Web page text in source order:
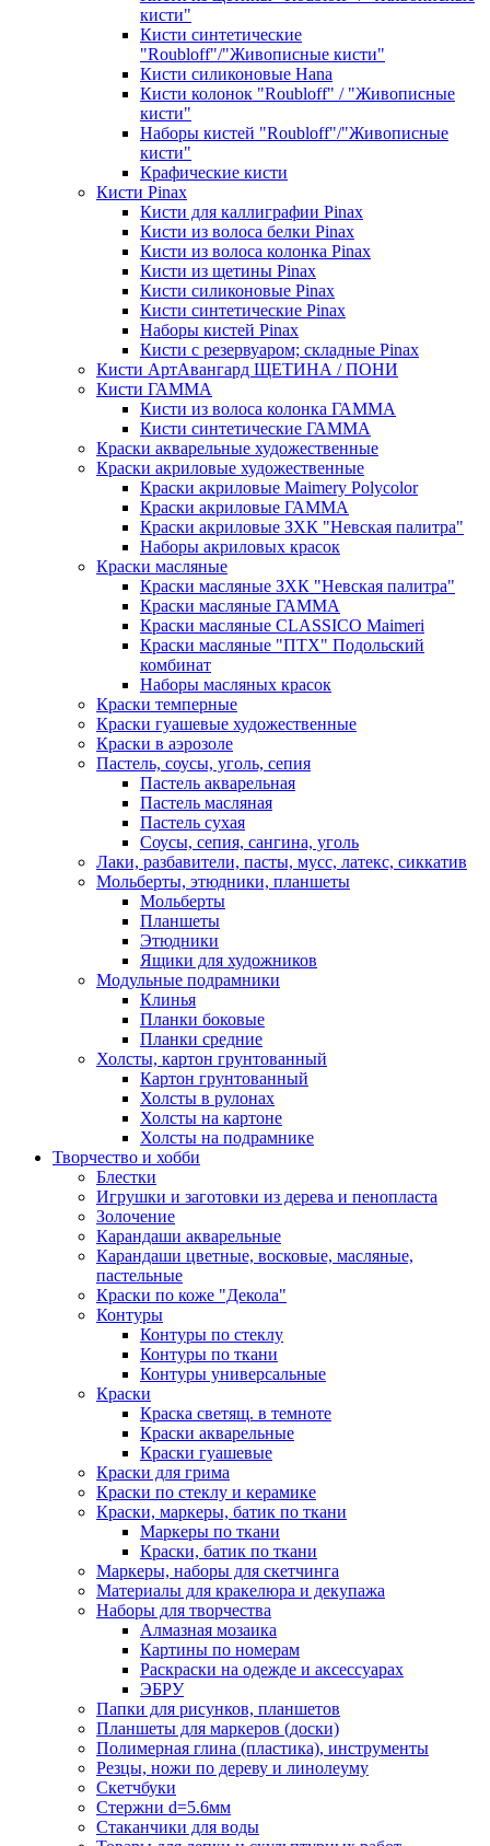
кисти"
Кисти синтетические
"Roubloff"/"Живописные кисти"
Кисти силиконовые Hana
Кисти колонок "Roubloff" / "Живописные
кисти"
Наборы кистей "Roubloff"/"Живописные
кисти"
Крафические кисти
Кисти Pinax
Кисти для каллиграфии Pinax
Кисти из волоса белки Pinax
Кисти из волоса колонка Pinax
Кисти из щетины Pinax
Кисти силиконовые Pinax
Кисти синтетические Pinax
Наборы кистей Pinax
Кисти с резервуаром; складные Pinax
Кисти АртАвангард ЩЕТИНА / ПОНИ
Кисти ГАММА
Кисти из волоса колонка ГАММА
Кисти синтетические ГАММА
Краски акварельные художественные
Краски акриловые художественные
Краски акриловые Maimery Polycolor
Краски акриловые ГАММА
Краски акриловые ЗХК "Невская палитра"
Наборы акриловых красок
Краски масляные
Краски масляные ЗХК "Невская палитра"
Краски масляные ГАММА
Краски масляные CLASSICO Maimeri
Краски масляные "ПТХ" Подольский
комбинат
Наборы масляных красок
Краски темперные
Краски гуашевые художественные
Краски в аэрозоле
Пастель, соусы, уголь, сепия
Пастель акварельная
Пастель масляная
Пастель сухая
Соусы, сепия, сангина, уголь
Лаки, разбавители, пасты, мусс, латекс, сиккатив
Мольберты, этюдники, планшеты
Мольберты
Планшеты
Этюдники
Ящики для художников
Модульные подрамники
Клинья
Планки боковые
Планки средние
Холсты, картон грунтованный
Картон грунтованный
Холсты в рулонах
Холсты на картоне
Холсты на подрамнике
Творчество и хобби
Блестки
Игрушки и заготовки из дерева и пенопласта
Золочение
Карандаши акварельные
Карандаши цветные, восковые, масляные,
пастельные
Краски по коже "Декола"
Контуры
Контуры по стеклу
Контуры по ткани
Контуры универсальные
Краски
Краска светящ. в темноте
Краски акварельные
Краски гуашевые
Краски для грима
Краски по стеклу и керамике
Краски, маркеры, батик по ткани
Маркеры по ткани
Краски, батик по ткани
Маркеры, наборы для скетчинга
Материалы для кракелюра и декупажа
Наборы для творчества
Алмазная мозаика
Картины по номерам
Раскраски на одежде и аксессуарах
ЭБРУ
Папки для рисунков, планшетов
Планшеты для маркеров (доски)
Полимерная глина (пластика), инструменты
Резцы, ножи по дереву и линолеуму
Скетчбуки
Стержни d=5.6мм
Стаканчики для воды